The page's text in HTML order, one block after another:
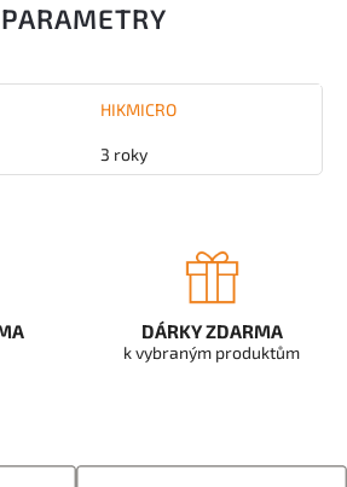
HIKMICRO
3 roky
DÁRKY ZDARMA
k vybraným produktům